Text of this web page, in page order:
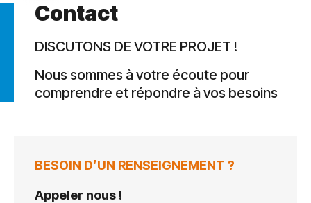
Contact
DISCUTONS DE VOTRE PROJET !
Nous sommes à votre écoute pour
comprendre et répondre à vos besoins
BESOIN D’UN RENSEIGNEMENT ?
Appeler nous !